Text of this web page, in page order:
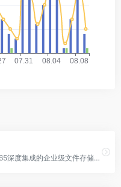
微软云存储服务，与Microsoft 365深度集成的企业级文件存储平台